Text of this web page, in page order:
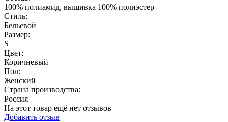
100% полиамид, вышивка 100% полиэстер
Стиль:
Бельевой
Размер:
S
Цвет:
Коричневый
Пол:
Женский
Страна производства:
Россия
На этот товар ещё нет отзывов
Добавить отзыв